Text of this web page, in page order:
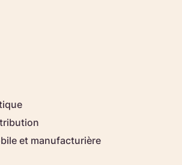
fichier
Télécharger
et manufacturière